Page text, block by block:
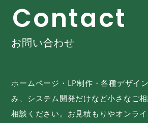
Contact
お問い合わせ
ホームページ・LP制作・各種デザイ
み、システム開発だけなど小さなご
相談ください。お見積もりやオンラ